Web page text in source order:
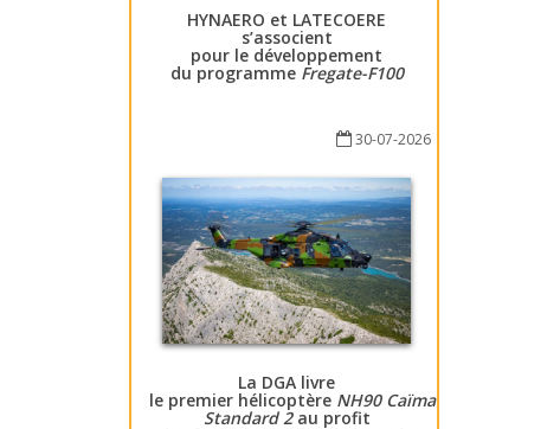
HYNAERO et LATECOERE
s’associent
pour le développement
du programme Fregate-F100
30-07-2026
La DGA livre
le premier hélicoptère NH90 Caïman
Standard 2au profit